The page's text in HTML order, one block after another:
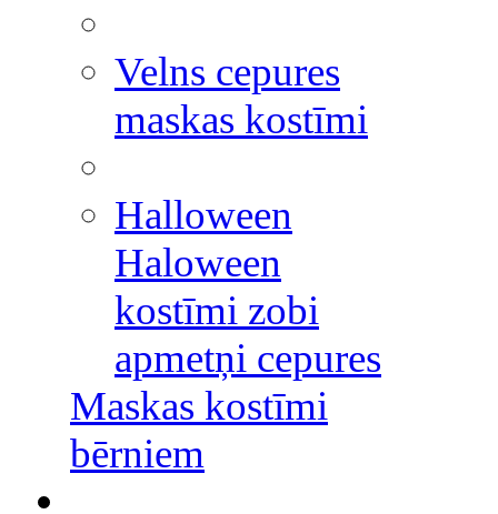
Velns cepures
maskas kostīmi
Halloween
Haloween
kostīmi zobi
apmetņi cepures
Maskas kostīmi
bērniem